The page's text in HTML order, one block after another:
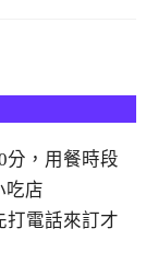
分，用餐時段
吃店
打電話來訂才